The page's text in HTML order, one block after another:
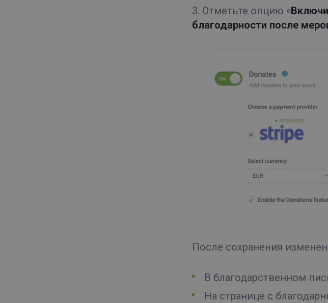
3. Отметьте опцию «
благодарности после
После сохранения
В благодарственном
На странице с